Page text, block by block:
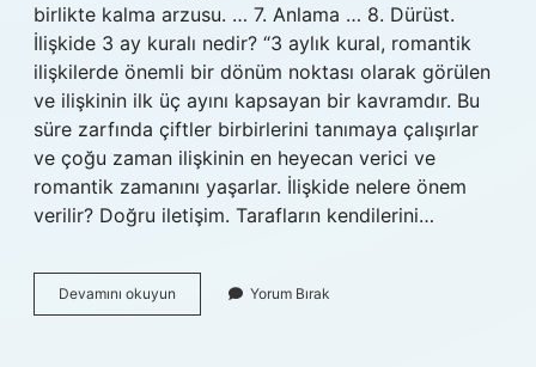
birlikte kalma arzusu. … 7. Anlama … 8. Dürüst.
İlişkide 3 ay kuralı nedir? “3 aylık kural, romantik
ilişkilerde önemli bir dönüm noktası olarak görülen
ve ilişkinin ilk üç ayını kapsayan bir kavramdır. Bu
süre zarfında çiftler birbirlerini tanımaya çalışırlar
ve çoğu zaman ilişkinin en heyecan verici ve
romantik zamanını yaşarlar. İlişkide nelere önem
verilir? Doğru iletişim. Tarafların kendilerini…
Devamını okuyun
Ilişkide
Yorum Bırak